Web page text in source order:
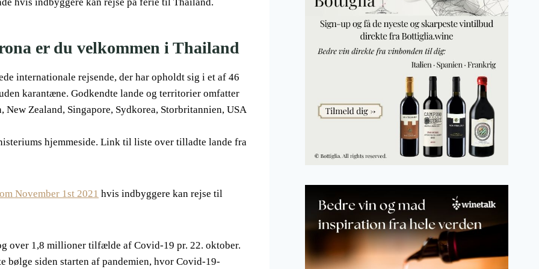
er du velkommen i Thailand
internationale rejsende, der har opholdt sig i et af 46
karantæne. Godkendte lande og territorier omfatter
Zealand, Singapore, Sydkorea, Storbritannien, USA
hjemmeside. Link til liste over tilladte lande fra
November 1st 2021 hvis indbyggere kan rejse til
over 1,8 millioner tilfælde af Covid-19 pr. 22. oktober.
bølge siden starten af pandemien, hvor Covid-19-